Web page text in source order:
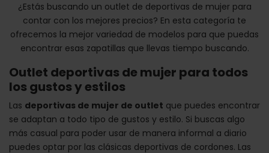
¿Estás buscando un outlet de deportivas de mujer para
contar con los mejores precios? En esta categoría te
ofrecemos la mejor variedad de modelos para que puedas
encontrar esas zapatillas que llevas tiempo buscando.
Outlet deportivas de mujer para todos
los gustos y estilos
Las deportivas de mujer de outlet que puedes encontrar
se adaptan a todo tipo de gustos y estilo. Si buscas algo
más casual para poder usar de manera informal a diario
puedes optar por las clásicas deportivas de cordones. Las